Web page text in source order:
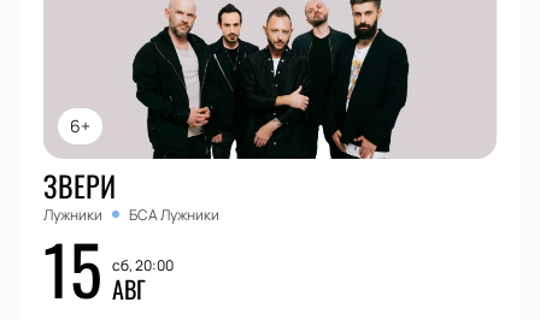
6+
ЗВЕРИ
Лужники БСА Лужники
15 сб, 20:00
АВГ